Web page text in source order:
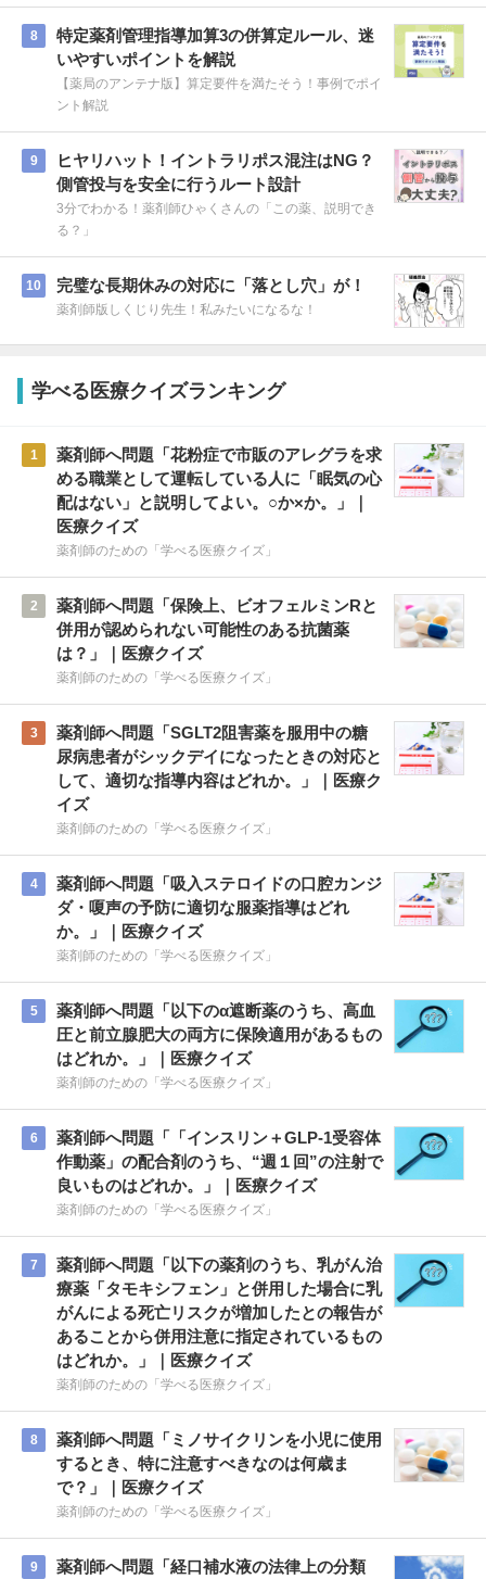
8
特定薬剤管理指導加算3の併算定ルール、迷
いやすいポイントを解説
【薬局のアンテナ版】算定要件を満たそう！事例でポイ
ント解説
9
ヒヤリハット！イントラリポス混注はNG？
側管投与を安全に行うルート設計
3分でわかる！薬剤師ひゃくさんの「この薬、説明でき
る？」
10 完璧な長期休みの対応に「落とし穴」が！
薬剤師版しくじり先生！私みたいになるな！
学べる医療クイズランキング
1
薬剤師へ問題「花粉症で市販のアレグラを求
める職業として運転している人に「眠気の心
配はない」と説明してよい。○か×か。」｜
医療クイズ
薬剤師のための「学べる医療クイズ」
2
薬剤師へ問題「保険上、ビオフェルミンRと
併用が認められない可能性のある抗菌薬
は？」｜医療クイズ
薬剤師のための「学べる医療クイズ」
3
薬剤師へ問題「SGLT2阻害薬を服用中の糖
尿病患者がシックデイになったときの対応と
して、適切な指導内容はどれか。」｜医療ク
イズ
薬剤師のための「学べる医療クイズ」
4
薬剤師へ問題「吸入ステロイドの口腔カンジ
ダ・嗄声の予防に適切な服薬指導はどれ
か。」｜医療クイズ
薬剤師のための「学べる医療クイズ」
5
薬剤師へ問題「以下のα遮断薬のうち、高血
圧と前立腺肥大の両方に保険適用があるもの
はどれか。」｜医療クイズ
薬剤師のための「学べる医療クイズ」
6
薬剤師へ問題「「インスリン＋GLP-1受容体
作動薬」の配合剤のうち、“週１回”の注射で
良いものはどれか。」｜医療クイズ
薬剤師のための「学べる医療クイズ」
7
薬剤師へ問題「以下の薬剤のうち、乳がん治
療薬「タモキシフェン」と併用した場合に乳
がんによる死亡リスクが増加したとの報告が
あることから併用注意に指定されているもの
はどれか。」｜医療クイズ
薬剤師のための「学べる医療クイズ」
8
薬剤師へ問題「ミノサイクリンを小児に使用
するとき、特に注意すべきなのは何歳ま
で？」｜医療クイズ
薬剤師のための「学べる医療クイズ」
9
薬剤師へ問題「経口補水液の法律上の分類